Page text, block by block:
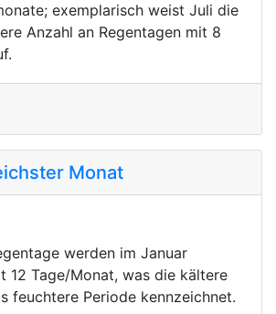
exemplarisch weist Juli die
Anzahl an Regentagen mit 8
Monat
werden im Januar
12 Tage/Monat, was die kältere
feuchtere Periode kennzeichnet.